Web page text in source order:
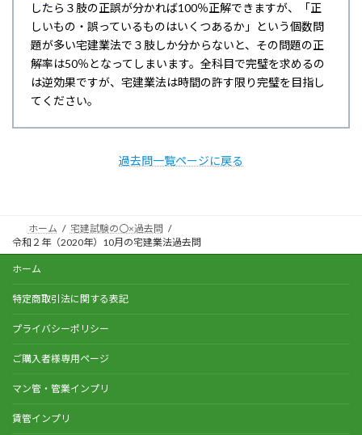
したら３肢の正誤が分かれば100％正解できますが、「正
しいもの・誤っているものはいくつあるか」という個数問
題が多い宅建業法で３肢しか分からないと、その問題の正
解率は50％となってしまいます。全科目で完璧を求めるの
は逆効果ですが、宅建業法は時間の許す限り完璧を目指し
てください。
過去問一覧ページに戻る
ホーム
宅建試験の〇×過去問
令和２年（2020年）10月の宅建業法過去問
ホーム
特定商取引法に関する表記
プライバシーポリシー
ご購入者様専用ページ
マン管・管業インプリ
賃管インプリ